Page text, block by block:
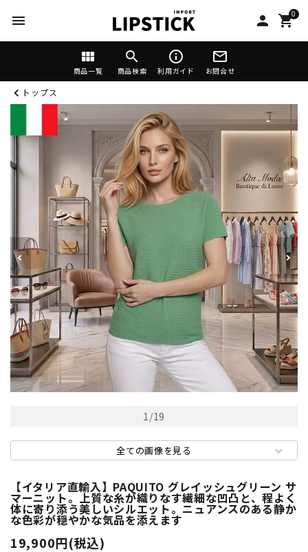
menu person 0
shopping_cart
view_module
商品一覧
search
商品検索
info_outline
利用ガイド
mail_outline
お問合せ
トップス
1/19
全ての画像を見る
【イタリア直輸入】PAQUITO グレイッシュグリーン サ
マーニット。上質な糸が織りなす繊細な凹凸と、程よく
体に寄り添う美しいシルエット。ニュアンスのある静か
な色彩が穏やかな気品を添えます
19,900円(税込)